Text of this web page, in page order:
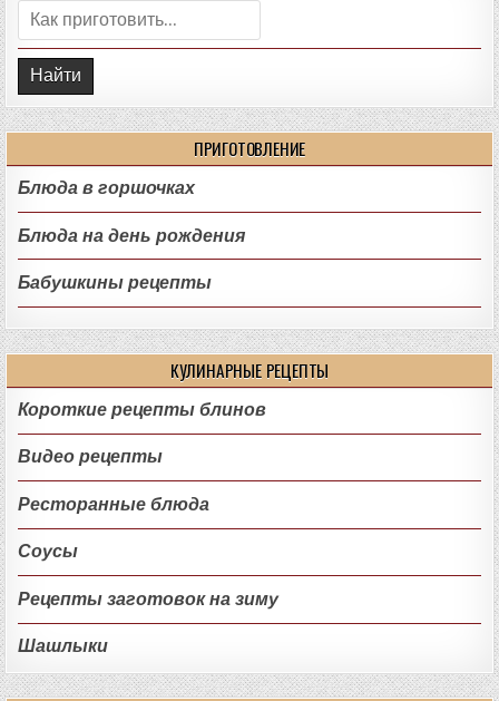
Поиск:
ПРИГОТОВЛЕНИЕ
Блюда в горшочках
Блюда на день рождения
Бабушкины рецепты
КУЛИНАРНЫЕ РЕЦЕПТЫ
Короткие рецепты блинов
Видео рецепты
Ресторанные блюда
Соусы
Рецепты заготовок на зиму
Шашлыки